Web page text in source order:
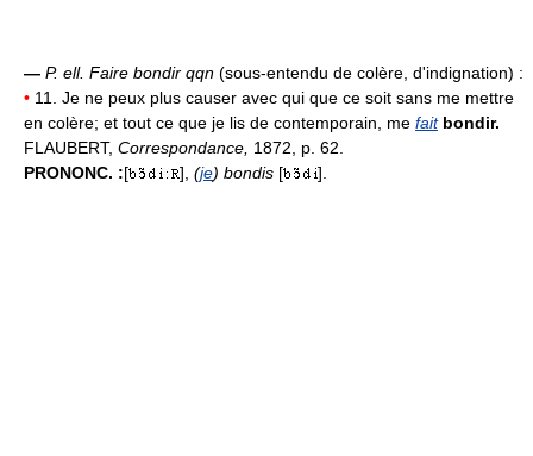
— P. ell. Faire bondir qqn (sous-entendu de colère, d'indignation) :
• 11. Je ne peux plus causer avec qui que ce soit sans me mettre
en colère; et tout ce que je lis de contemporain, me fait bondir.
FLAUBERT, Correspondance, 1872, p. 62.
PRONONC. :[ ], (je) bondis [ ].